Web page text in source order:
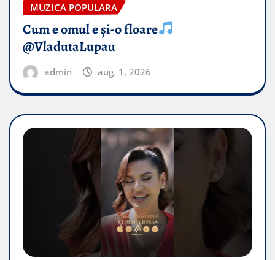
MUZICA POPULARA
Cum e omul e și-o floare
@VladutaLupau
admin aug. 1, 2026